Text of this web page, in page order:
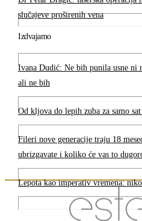
slučajeve proširenih vena
Izdvajamo
Ivana Dudić: Ne bih punila usne ni
ali ne bih
Od kljova do lepih zuba za samo
Fileri nove generacije traju 18
ubrizgavate i koliko će vas to
Lepota kao imperativ vremena: